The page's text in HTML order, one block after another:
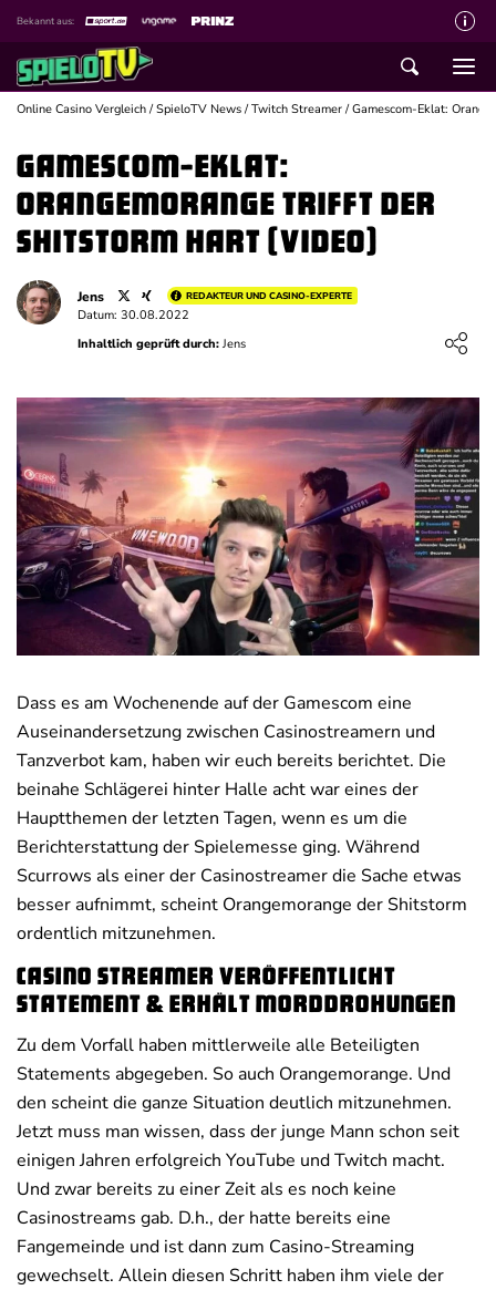
Bekannt aus:
Über spieloTV
Wie wir bewerten
Die SpieloTV Crew
Datenschutzerklärung
Haftungsausschluss für Inhalte
Schreiber gesucht
Kontakt mit spieloTV
Deals News
Online Casino Vergleich /SpieloTV News /Twitch Streamer /Gamescom-Eklat:
Gamescom-Eklat:
Orangemorange trifft der
Shitstorm hart (Video)
Jens REDAKTEUR UND CASINO-EXPERTE
Loading ...
Datum: 30.08.2022
Inhaltlich geprüft durch: Jens
Dass es am Wochenende auf der Gamescom eine
Auseinandersetzung zwischen Casinostreamern und
Tanzverbot kam, haben wir euch bereits berichtet. Die
beinahe Schlägerei hinter Halle acht war eines der
Hauptthemen der letzten Tagen, wenn es um die
Berichterstattung der Spielemesse ging. Während
Scurrows als einer der Casinostreamer die Sache etwas
besser aufnimmt, scheint Orangemorange der Shitstorm
ordentlich mitzunehmen.
Casino Streamer veröffentlicht
Statement & erhält Morddrohungen
Zu dem Vorfall haben mittlerweile alle Beteiligten
Statements abgegeben. So auch Orangemorange. Und
den scheint die ganze Situation deutlich mitzunehmen.
Jetzt muss man wissen, dass der junge Mann schon seit
einigen Jahren erfolgreich YouTube und Twitch macht.
Und zwar bereits zu einer Zeit als es noch keine
Casinostreams gab. D.h., der hatte bereits eine
Fangemeinde und ist dann zum Casino-Streaming
gewechselt. Allein diesen Schritt haben ihm viele der